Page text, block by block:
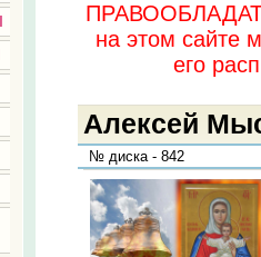
на этом сайте
его
Алексей
№ диска - 842